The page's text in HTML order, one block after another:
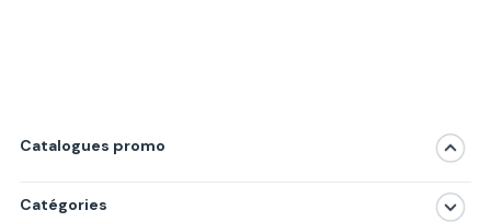
Catalogues promo
Catégories